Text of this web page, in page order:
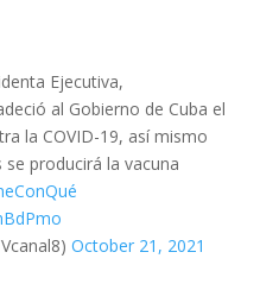
Ejecutiva,
al Gobierno de Cuba el
la COVID-19, así mismo
producirá la vacuna
October 21, 2021